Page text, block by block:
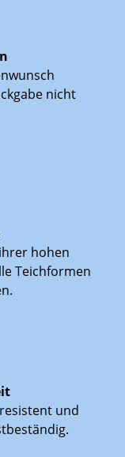
nicht
hohen
Teichformen
und